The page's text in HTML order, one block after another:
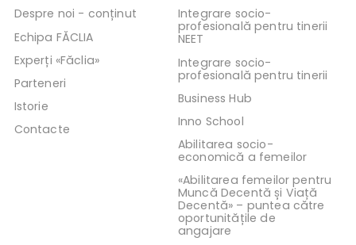
Despre noi - conținut
Echipa FĂCLIA
Experți «Făclia»
Parteneri
Istorie
Contacte
Integrare socio-
profesională pentru tinerii
NEET
Integrare socio-
profesională pentru tinerii
Business Hub
Inno School
Abilitarea socio-
economică a femeilor
«Abilitarea femeilor pentru
Muncă Decentă și Viață
Decentă» – puntea către
oportunitățile de
angajare